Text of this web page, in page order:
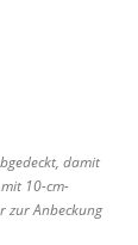
damit
10-cm-
zur Anbeckung